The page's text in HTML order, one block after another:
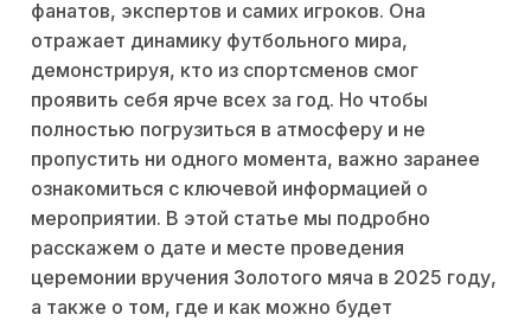
фанатов, экспертов и самих игроков. Она
отражает динамику футбольного мира,
демонстрируя, кто из спортсменов смог
проявить себя ярче всех за год. Но чтобы
полностью погрузиться в атмосферу и не
пропустить ни одного момента, важно заранее
ознакомиться с ключевой информацией о
мероприятии. В этой статье мы подробно
расскажем о дате и месте проведения
церемонии вручения Золотого мяча в 2025 году,
а также о том, где и как можно будет